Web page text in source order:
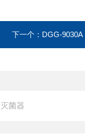
下一个： DGG-9030A（AE